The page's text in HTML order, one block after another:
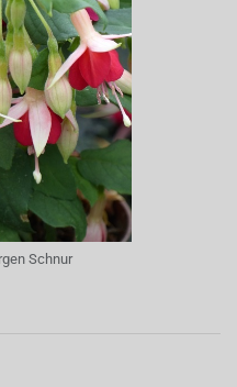
Schnur